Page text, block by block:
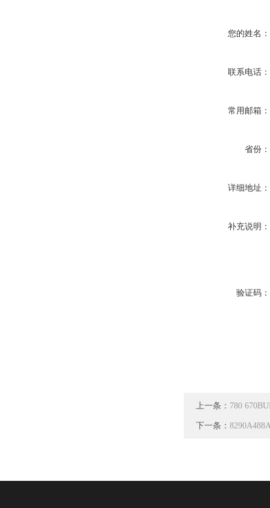
您的姓名：
联系电话：
常用邮箱：
省份：
详细地址：
补充说明：
验证码：
上一条： 780
下一条：